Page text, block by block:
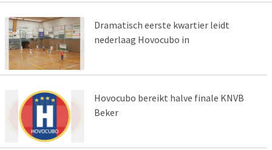
Dramatisch eerste kwartier leidt
nederlaag Hovocubo in
Hovocubo bereikt halve finale KNVB
Beker